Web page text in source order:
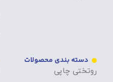
دسته بندی محصولات
روتختی چاپی